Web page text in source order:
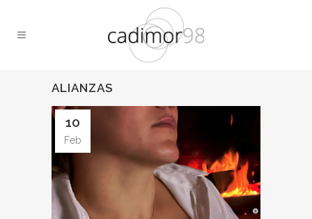
ALIANZAS
10
Feb